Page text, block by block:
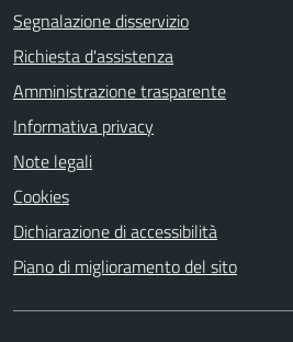
Segnalazione disservizio
Richiesta d'assistenza
Amministrazione trasparente
Informativa privacy
Note legali
Cookies
Dichiarazione di accessibilità
Piano di miglioramento del sito